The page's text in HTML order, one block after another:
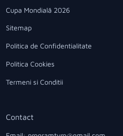
Cupa Mondială 2026
Sitemap
Politica de Confidentialitate
Politica Cookies
Termeni si Conditii
Contact